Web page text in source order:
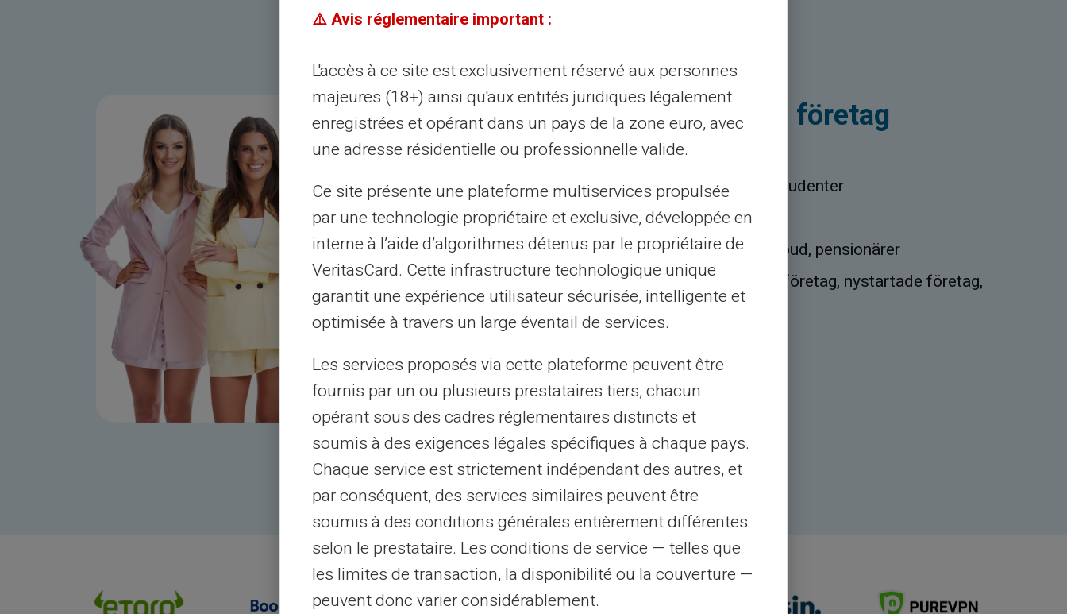
privatpersoner och företag
Anställda, yrkesverksamma, studenter
Arbetslös, Turister
Arbetande ungdomar, bankförbud, pensionärer
Företag, små och medelstora företag, nystartade företag,
föreningar, egenföretagare...
Läs mer
⚠️ Avis réglementaire important :
L'accès à ce site est exclusivement réservé aux personnes
majeures (18+) ainsi qu'aux entités juridiques légalement
enregistrées et opérant dans un pays de la zone euro, avec
une adresse résidentielle ou professionnelle valide.
Ce site présente une plateforme multiservices propulsée
par une technologie propriétaire et exclusive, développée en
interne à l’aide d’algorithmes détenus par le propriétaire de
VeritasCard. Cette infrastructure technologique unique
garantit une expérience utilisateur sécurisée, intelligente et
optimisée à travers un large éventail de services.
Les services proposés via cette plateforme peuvent être
fournis par un ou plusieurs prestataires tiers, chacun
opérant sous des cadres réglementaires distincts et
soumis à des exigences légales spécifiques à chaque pays.
Chaque service est strictement indépendant des autres, et
par conséquent, des services similaires peuvent être
soumis à des conditions générales entièrement différentes
selon le prestataire. Les conditions de service — telles que
les limites de transaction, la disponibilité ou la couverture —
peuvent donc varier considérablement.